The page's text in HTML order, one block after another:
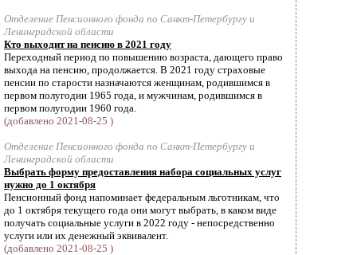
Отделение Пенсионного фонда по Санкт-Петербургу и
Ленинградской области
Кто выходит на пенсию в 2021 году
Переходный период по повышению возраста, дающего право
выхода на пенсию, продолжается. В 2021 году страховые
пенсии по старости назначаются женщинам, родившимся в
первом полугодии 1965 года, и мужчинам, родившимся в
первом полугодии 1960 года.
(добавлено 2021-08-25 )
Отделение Пенсионного фонда по Санкт-Петербургу и
Ленинградской области
Выбрать форму предоставления набора социальных услуг
нужно до 1 октября
Пенсионный фонд напоминает федеральным льготникам, что
до 1 октября текущего года они могут выбрать, в каком виде
получать социальные услуги в 2022 году - непосредственно
услуги или их денежный эквивалент.
(добавлено 2021-08-25 )